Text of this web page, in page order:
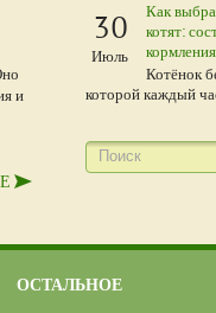
30
Июль
Как
котят:
кормления
Котёнок
которой каждый
и
ОСТАЛЬНОЕ